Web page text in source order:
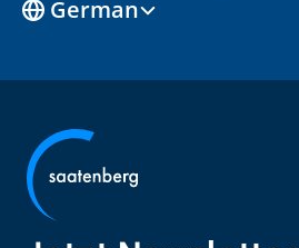
German